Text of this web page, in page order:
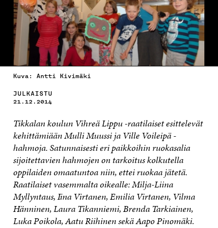
Kuva: Antti Kivimäki
JULKAISTU
21.12.2014
Tikkalan koulun Vihreä Lippu -raatilaiset esittelevät
kehittämiään Mulli Muussi ja Ville Voileipä -
hahmoja. Satunnaisesti eri paikkoihin ruokasalia
sijoitettavien hahmojen on tarkoitus kolkutella
oppilaiden omaatuntoa niin, ettei ruokaa jätetä.
Raatilaiset vasemmalta oikealle: Milja-Liina
Myllyntaus, Iina Virtanen, Emilia Virtanen, Vilma
Hänninen, Laura Tikanniemi, Brenda Tarkiainen,
Luka Poikola, Aatu Riihinen sekä Aapo Pinomäki.